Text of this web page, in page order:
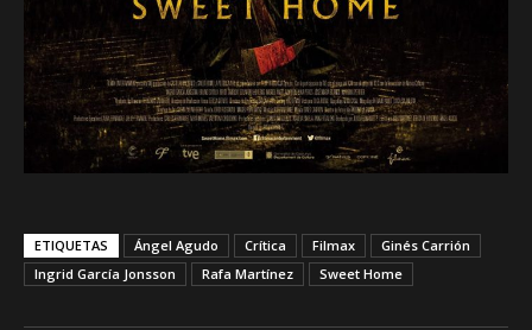
ETIQUETAS Ángel Agudo Crítica Filmax
Ginés Carrión
Ingrid García Jonsson
Rafa Martínez Sweet Home